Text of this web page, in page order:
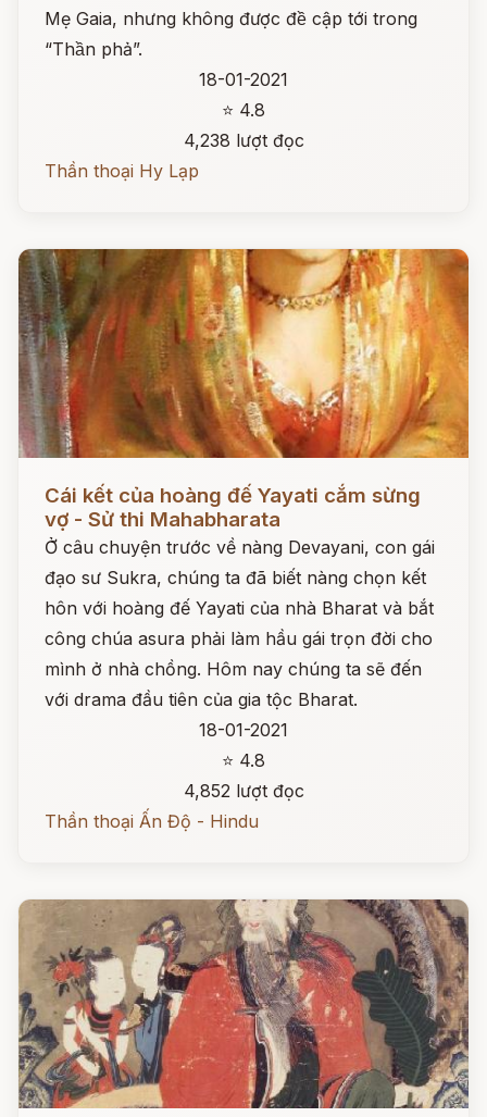
Mẹ Gaia, nhưng không được đề cập tới trong
“Thần phả”.
18-01-2021
⭐ 4.8
4,238 lượt đọc
Thần thoại Hy Lạp
Cái kết của hoàng đế Yayati cắm sừng
vợ - Sử thi Mahabharata
Ở câu chuyện trước về nàng Devayani, con gái
đạo sư Sukra, chúng ta đã biết nàng chọn kết
hôn với hoàng đế Yayati của nhà Bharat và bắt
công chúa asura phải làm hầu gái trọn đời cho
mình ở nhà chồng. Hôm nay chúng ta sẽ đến
với drama đầu tiên của gia tộc Bharat.
18-01-2021
⭐ 4.8
4,852 lượt đọc
Thần thoại Ấn Độ - Hindu